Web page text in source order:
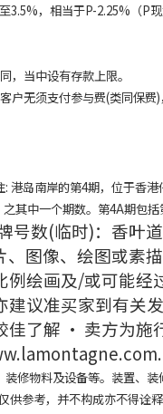
3.5%，相当于P-2.25%（P
，当中设有存款上限。
户无须支付参与费(类同保
港岛南岸的第4期，位于香
其中一个期数。第4A期包括
号数(临时)：香叶
图像、绘图或素
绘画及/或可能经
议准买家到有关发
了解 • 卖方为施
修物料及设备等。装置、
参考，并不构成亦不得诠